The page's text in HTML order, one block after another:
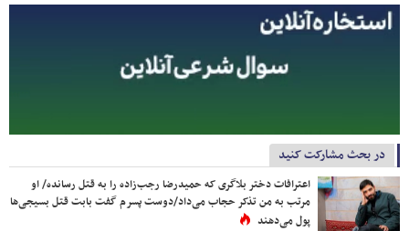
در بحث مشارکت کنید
اعترافات دختر بلاگری که حمیدرضا رجب‌زاده را به قتل رسانده/ او
مرتب به من تذکر حجاب می‌داد/دوست پسرم گفت بابت قتل بسیجی‌ها
پول می‌دهند